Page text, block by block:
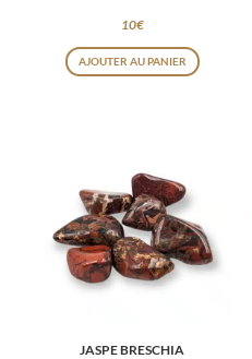
10€
AJOUTER AU PANIER
Ce
options
peuvent
JASPE BRESCHIA